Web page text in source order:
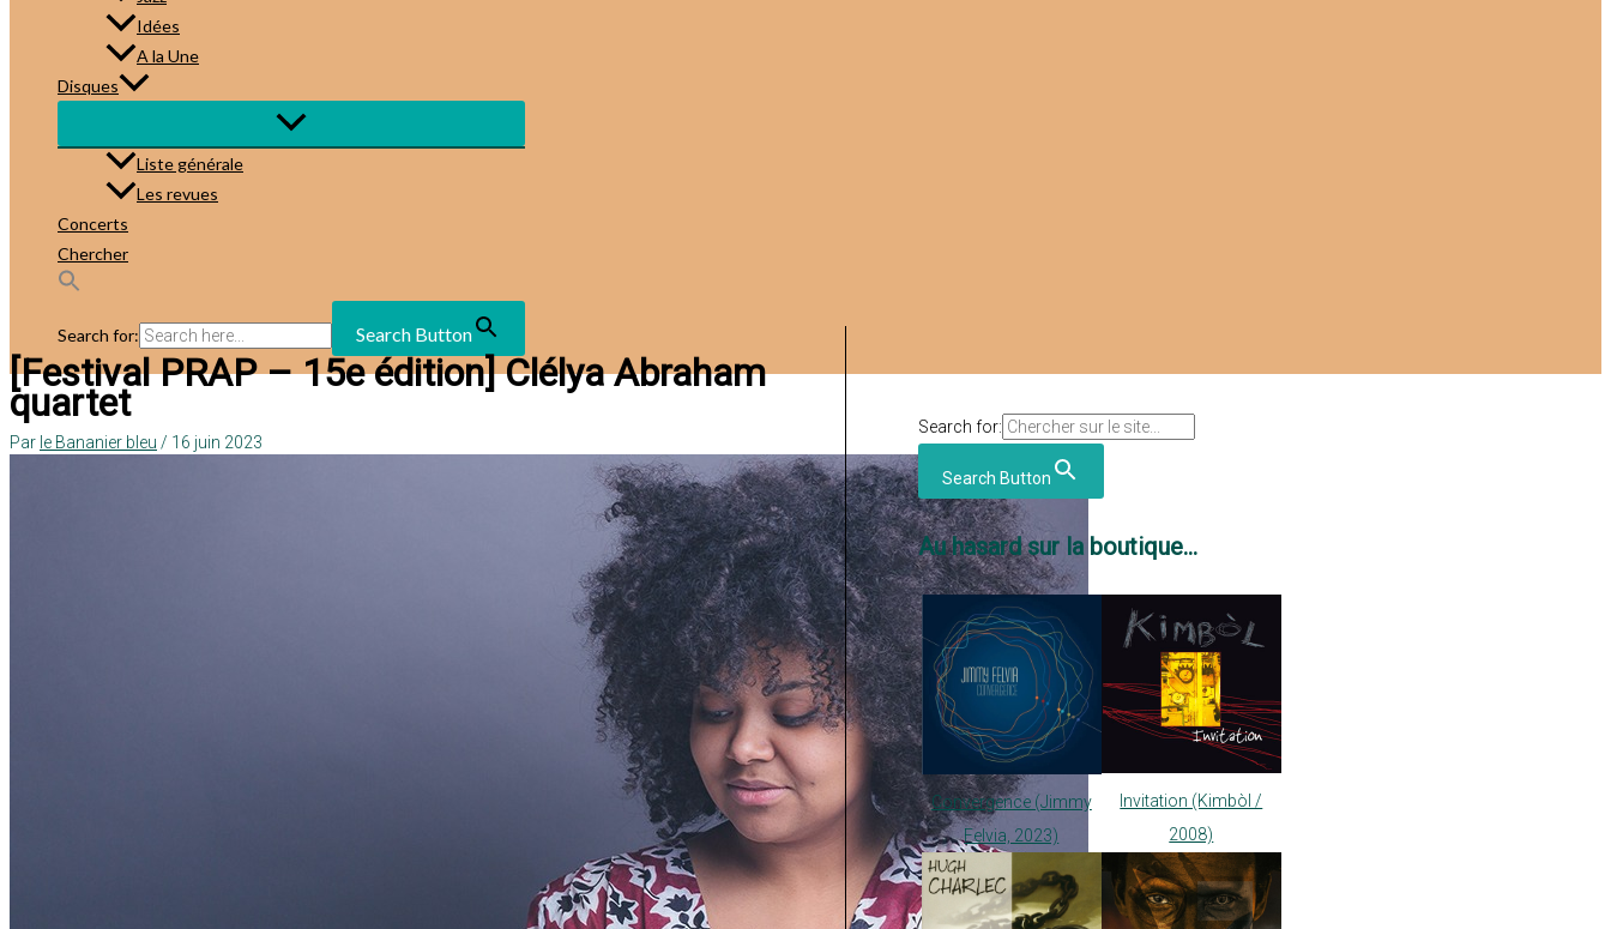
Idées
A la Une
Disques
Liste générale
Les revues
Concerts
Chercher
Search for: Search Button
[Festival PRAP – 15e édition] Clélya Abraham
quartet
Par le Bananier bleu / 16 juin 2023
Search for:
Search Button
Au hasard sur la boutique...
Convergence (Jimmy
Felvia, 2023)
Invitation (Kimbòl /
2008)